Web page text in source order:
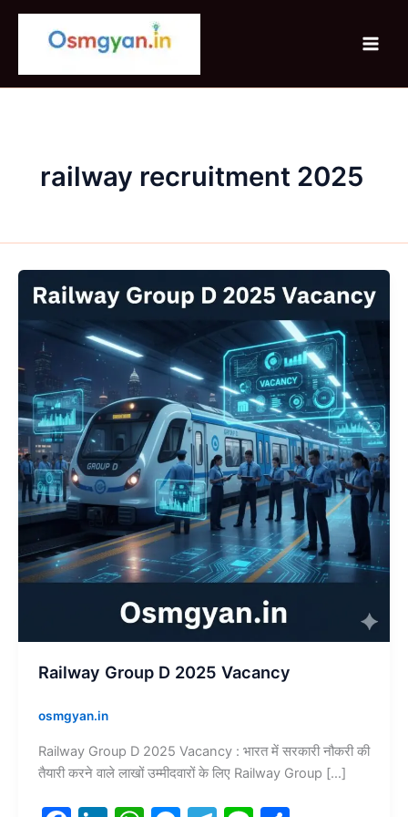
Skip
railway recruitment 2025
Railway Group D 2025 Vacancy
osmgyan.in
Railway Group D 2025 Vacancy : भारत में सरकारी नौकरी की
तैयारी करने वाले लाखों उम्मीदवारों के लिए Railway Group […]
Group
D
2025
Vacancy